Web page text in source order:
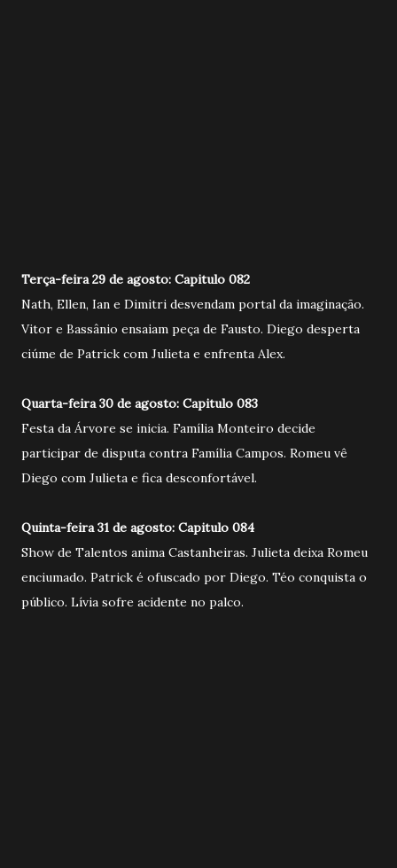
Terça-feira 29 de agosto: Capitulo 082
Nath, Ellen, Ian e Dimitri desvendam portal da imaginação.
Vitor e Bassânio ensaiam peça de Fausto. Diego desperta
ciúme de Patrick com Julieta e enfrenta Alex.
Quarta-feira 30 de agosto: Capitulo 083
Festa da Árvore se inicia. Família Monteiro decide
participar de disputa contra Família Campos. Romeu vê
Diego com Julieta e fica desconfortável.
Quinta-feira 31 de agosto: Capitulo 084
Show de Talentos anima Castanheiras. Julieta deixa Romeu
enciumado. Patrick é ofuscado por Diego. Téo conquista o
público. Lívia sofre acidente no palco.